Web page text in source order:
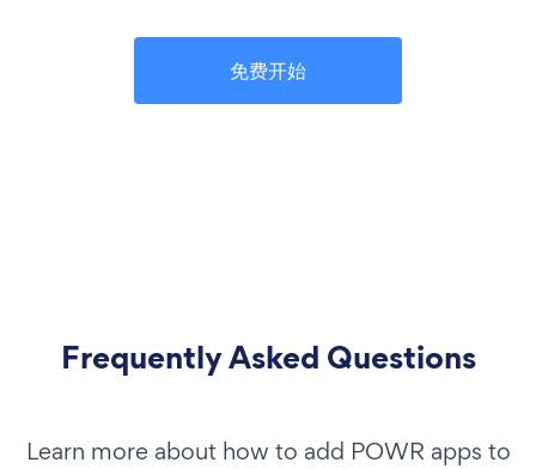
免费开始
Frequently Asked Questions
Learn more about how to add POWR apps to